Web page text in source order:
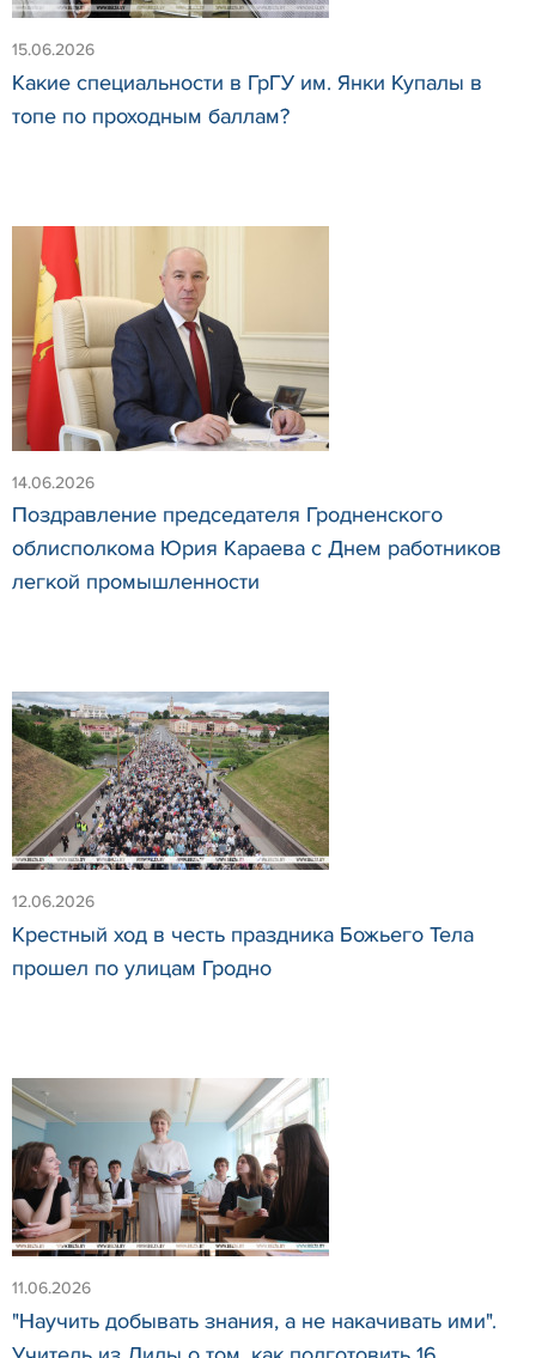
15.06.2026
Какие специальности в ГрГУ им. Янки Купалы в
топе по проходным баллам?
14.06.2026
Поздравление председателя Гродненского
облисполкома Юрия Караева с Днем работников
легкой промышленности
12.06.2026
Крестный ход в честь праздника Божьего Тела
прошел по улицам Гродно
11.06.2026
"Научить добывать знания, а не накачивать ими".